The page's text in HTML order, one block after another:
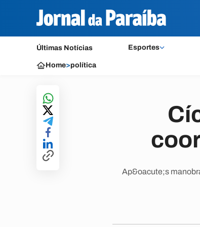
Últimas Notícias Esportes
Home>política
Ap&oacute;s